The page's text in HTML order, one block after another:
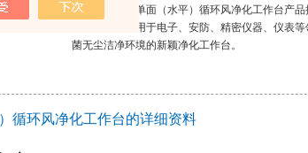
苏州智净双人单面（水平）循环风净化工作台产品
这是一种广泛用于电子、安防、精密仪器、仪表
菌无尘洁净环境的新颖净化工作台。
循环风净化工作台的详细资料